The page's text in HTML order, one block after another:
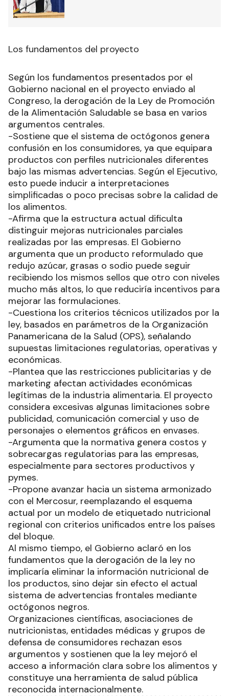
Los fundamentos del proyecto
Según los fundamentos presentados por el
Gobierno nacional en el proyecto enviado al
Congreso, la derogación de la Ley de Promoción
de la Alimentación Saludable se basa en varios
argumentos centrales.
-Sostiene que el sistema de octógonos genera
confusión en los consumidores, ya que equipara
productos con perfiles nutricionales diferentes
bajo las mismas advertencias. Según el Ejecutivo,
esto puede inducir a interpretaciones
simplificadas o poco precisas sobre la calidad de
los alimentos.
-Afirma que la estructura actual dificulta
distinguir mejoras nutricionales parciales
realizadas por las empresas. El Gobierno
argumenta que un producto reformulado que
redujo azúcar, grasas o sodio puede seguir
recibiendo los mismos sellos que otro con niveles
mucho más altos, lo que reduciría incentivos para
mejorar las formulaciones.
-Cuestiona los criterios técnicos utilizados por la
ley, basados en parámetros de la Organización
Panamericana de la Salud (OPS), señalando
supuestas limitaciones regulatorias, operativas y
económicas.
-Plantea que las restricciones publicitarias y de
marketing afectan actividades económicas
legítimas de la industria alimentaria. El proyecto
considera excesivas algunas limitaciones sobre
publicidad, comunicación comercial y uso de
personajes o elementos gráficos en envases.
-Argumenta que la normativa genera costos y
sobrecargas regulatorias para las empresas,
especialmente para sectores productivos y
pymes.
-Propone avanzar hacia un sistema armonizado
con el Mercosur, reemplazando el esquema
actual por un modelo de etiquetado nutricional
regional con criterios unificados entre los países
del bloque.
Al mismo tiempo, el Gobierno aclaró en los
fundamentos que la derogación de la ley no
implicaría eliminar la información nutricional de
los productos, sino dejar sin efecto el actual
sistema de advertencias frontales mediante
octógonos negros.
Organizaciones científicas, asociaciones de
nutricionistas, entidades médicas y grupos de
defensa de consumidores rechazan esos
argumentos y sostienen que la ley mejoró el
acceso a información clara sobre los alimentos y
constituye una herramienta de salud pública
reconocida internacionalmente.